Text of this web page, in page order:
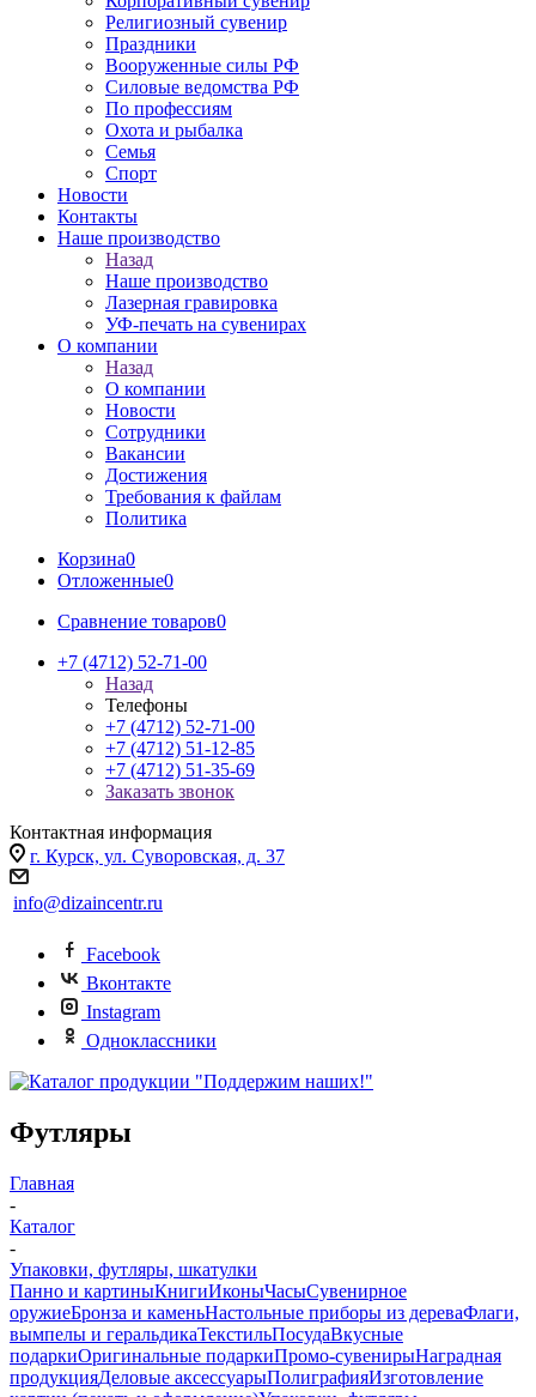
Религиозный сувенир
Праздники
Вооруженные силы РФ
Силовые ведомства РФ
По профессиям
Охота и рыбалка
Семья
Спорт
Новости
Контакты
Наше производство
Назад
Наше производство
Лазерная гравировка
УФ-печать на сувенирах
О компании
Назад
О компании
Новости
Сотрудники
Вакансии
Достижения
Требования к файлам
Политика
Корзина0
Отложенные0
Сравнение товаров0
+7 (4712) 52-71-00
Назад
Телефоны
+7 (4712) 52-71-00
+7 (4712) 51-12-85
+7 (4712) 51-35-69
Заказать звонок
Контактная информация
г. Курск, ул. Суворовская, д. 37
info@dizaincentr.ru
Facebook
Вконтакте
Instagram
Одноклассники
Футляры
Главная
-
Каталог
-
Упаковки, футляры, шкатулки
Панно и картиныКнигиИконыЧасыСувенирное
оружиеБронза и каменьНастольные приборы из дереваФлаги,
вымпелы и геральдикаТекстильПосудаВкусные
подаркиОригинальные подаркиПромо-сувенирыНаградная
продукцияДеловые аксессуарыПолиграфияИзготовление